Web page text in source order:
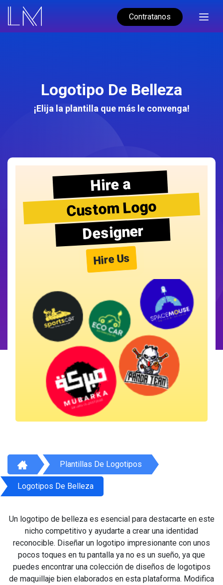
Contratanos
Logotipo De Belleza
¡Elija la plantilla que más le convenga!
Hire a
Custom Logo
Designer
Hire Us
Plantillas De Logotipos
Logotipos De Belleza
Un logotipo de belleza es esencial para destacarte en este
nicho competitivo y ayudarte a crear una identidad
reconocible. Diseñar un logotipo impresionante con unos
pocos toques en tu pantalla ya no es un sueño, ya que
puedes encontrar una colección de diseños de logotipos
de maquillaje bien elaborados en esta plataforma. Modifica